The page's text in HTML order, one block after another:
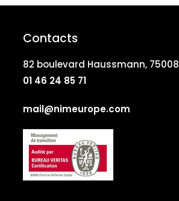
Contacts
82 boulevard Haussmann,
01 46 24 85 71
mail@nimeurope.com